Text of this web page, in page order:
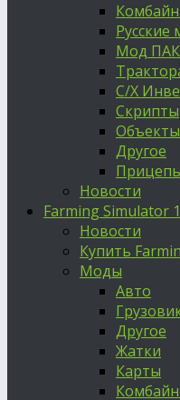
Русские
Мод ПАК
С/Х
Скрипты
Объекты
Другое
Новости
Farming Simulator
Новости
Купить
Моды
Авто
Другое
Жатки
Карты